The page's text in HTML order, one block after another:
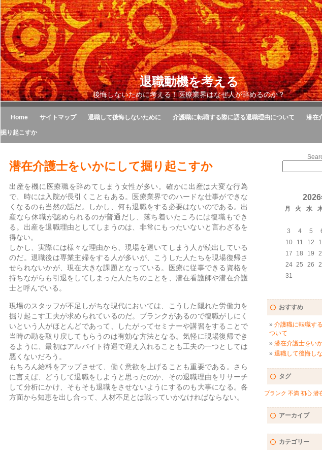
退職動機を考える
後悔しないために考える！医療業界はなぜ人が辞めるのか？
Home サイトマップ 退職して後悔しないために 介護職に転職する際に語る退職理由について 潜在
掘り起こすか
潜在介護士をいかにして掘り起こすか
出産を機に医療職を辞めてしまう女性が多い。確かに出産は大変な行為
で、時には入院が長引くこともある。医療業界でのハードな仕事ができな
くなるのも当然の話だ。しかし、何も退職をする必要はないのである。出
産なら休職が認められるのが普通だし、落ち着いたころには復職もでき
る。出産を退職理由としてしまうのは、非常にもったいないと言わざるを
得ない。
しかし、実際には様々な理由から、現場を退いてしまう人が続出している
のだ。退職後は専業主婦をする人が多いが、こうした人たちを現場復帰さ
せられないかが、現在大きな課題となっている。医療に従事できる資格を
持ちながらも引退をしてしまった人たちのことを、潜在看護師や潜在介護
士と呼んでいる。
現場のスタッフが不足しがちな現代においては、こうした隠れた労働力を
掘り起こす工夫が求められているのだ。ブランクがあるので復職がしにく
いという人がほとんどであって、したがってセミナーや講習をすることで
当時の勘を取り戻してもらうのは有効な方法となる。気軽に現場復帰でき
るように、最初はアルバイト待遇で迎え入れることも工夫の一つとしては
悪くないだろう。
もちろん給料をアップさせて、働く意欲を上げることも重要である。さら
に言えば、どうして退職をしようと思ったのか、その退職理由をリサーチ
して分析にかけ、そもそも退職をさせないようにするのも大事になる。各
方面から知恵を出し合って、人材不足とは戦っていかなければならない。
2026
月 火 水
3
4 5
10
11 12
17
18 19
24 25 26
31
おすすめ
介護職に転職す
ついて
潜在介護士をい
退職して後悔し
タグ
ブランク 不満 初心 潜
アーカイブ
カテゴリー